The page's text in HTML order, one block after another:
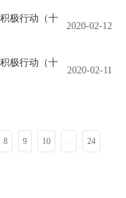
极行动（十
2020-02-12
极行动（十
2020-02-11
8 9 10 ... 24